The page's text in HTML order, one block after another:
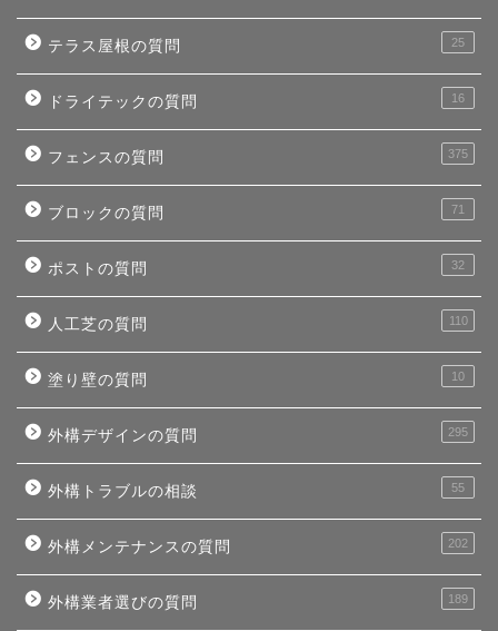
テラス屋根の質問 25
ドライテックの質問 16
フェンスの質問 375
ブロックの質問 71
ポストの質問 32
人工芝の質問 110
塗り壁の質問 10
外構デザインの質問 295
外構トラブルの相談 55
外構メンテナンスの質問 202
外構業者選びの質問 189